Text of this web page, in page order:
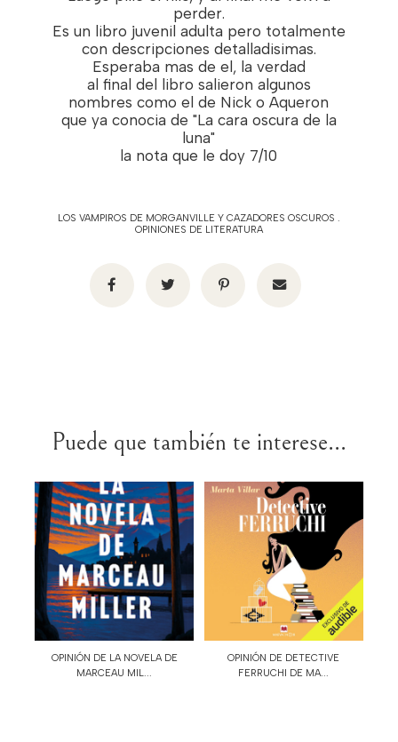
perder.
Es un libro juvenil adulta pero totalmente
con descripciones detalladisimas.
Esperaba mas de el, la verdad
al final del libro salieron algunos
nombres como el de Nick o Aqueron
que ya conocia de "La cara oscura de la
luna"
la nota que le doy 7/10
LOS VAMPIROS DE MORGANVILLE Y CAZADORES OSCUROS .
OPINIONES DE LITERATURA
Puede que también te interese...
OPINIÓN DE LA NOVELA DE
MARCEAU MIL...
OPINIÓN DE DETECTIVE
FERRUCHI DE MA...